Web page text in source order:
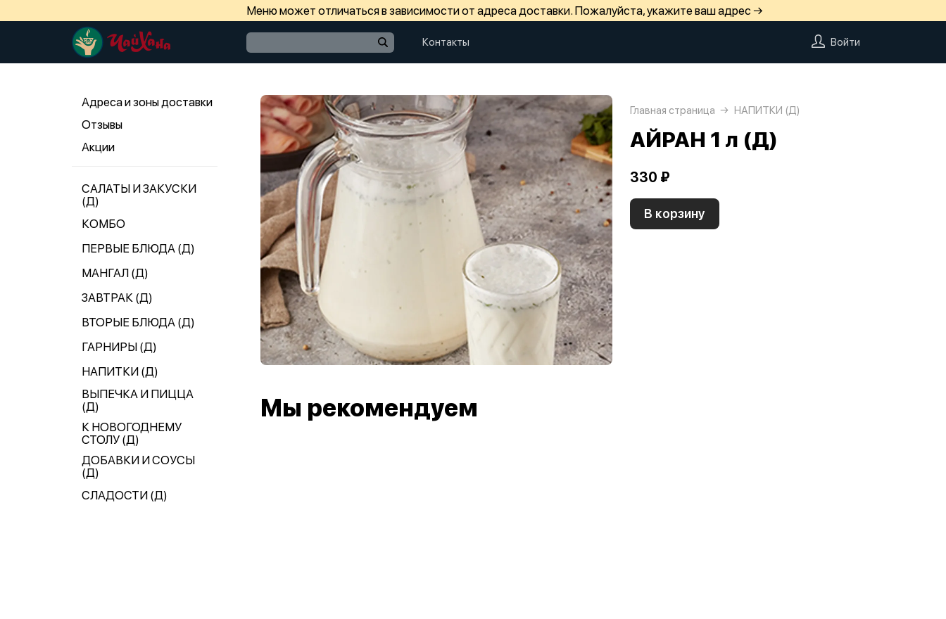
Меню может отличаться в зависимости от адреса доставки. Пожалуйста, укажите ваш адрес →
Контакты Войти
Адреса и зоны доставки
Отзывы
Акции
САЛАТЫ И ЗАКУСКИ
(Д)
КОМБО
ПЕРВЫЕ БЛЮДА (Д)
МАНГАЛ (Д)
ЗАВТРАК (Д)
ВТОРЫЕ БЛЮДА (Д)
ГАРНИРЫ (Д)
НАПИТКИ (Д)
ВЫПЕЧКА И ПИЦЦА
(Д)
К НОВОГОДНЕМУ
СТОЛУ (Д)
ДОБАВКИ И СОУСЫ
(Д)
СЛАДОСТИ (Д)
Главная страница НАПИТКИ (Д)
АЙРАН 1 л (Д)
330 ₽
В корзину
Мы рекомендуем